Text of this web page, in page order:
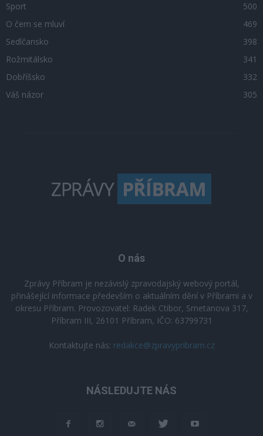
Sport
500
O čem se mluví
469
Sedlčansko
398
Rožmitálsko
341
Dobříšsko
332
Váš názor
305
O nás
Zprávy Příbram je nezávislý zpravodajský webový portál,
přinášející informace především o aktuálním dění v Příbrami a v
okresu Příbram. Provozovatel: Radek Ctibor, Smetanova 317,
Příbram III, 26101 Příbram, IČO: 63799731
Kontaktujte nás: redakce@zpravypribram.cz
NÁSLEDUJTE NÁS